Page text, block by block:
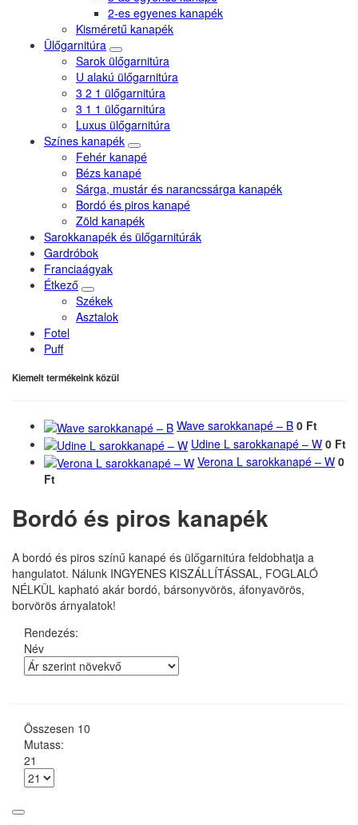
2-es egyenes kanapék
Kisméretű kanapék
Ülőgarnitúra
Sarok ülőgarnitúra
U alakú ülőgarnitúra
3 2 1 ülőgarnitúra
3 1 1 ülőgarnitúra
Luxus ülőgarnitúra
Színes kanapék
Fehér kanapé
Bézs kanapé
Sárga, mustár és narancssárga kanapék
Bordó és piros kanapé
Zöld kanapék
Sarokkanapék és ülőgarnitúrák
Gardróbok
Franciaágyak
Étkező
Székek
Asztalok
Fotel
Puff
Kiemelt termékeink közül
Wave sarokkanapé – B 0 Ft
Udine L sarokkanapé – W 0 Ft
Verona L sarokkanapé – W 0
Ft
Bordó és piros kanapék
A bordó és piros színű kanapé és ülőgarnitúra feldobhatja a
hangulatot. Nálunk INGYENES KISZÁLLÍTÁSSAL, FOGLALÓ
NÉLKÜL kapható akár bordó, bársonyvörös, áfonyavörös,
borvörös árnyalatok!
Rendezés:
Név
Összesen 10
Mutass:
21